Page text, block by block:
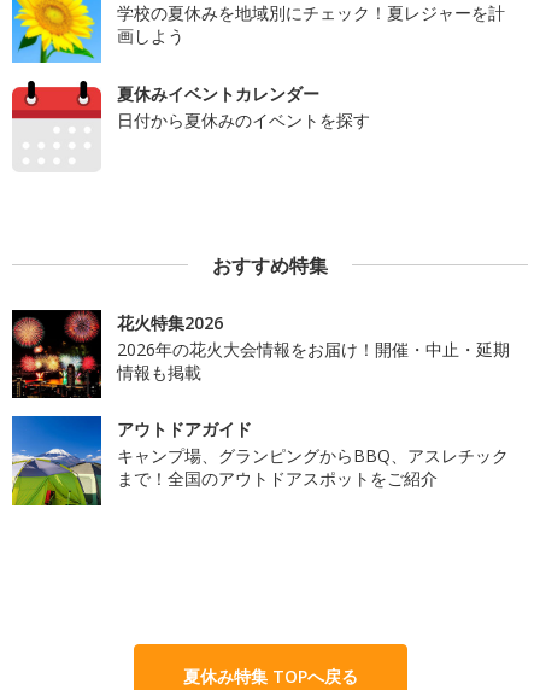
学校の夏休みを地域別にチェック！夏レジャーを計
画しよう
夏休みイベントカレンダー
日付から夏休みのイベントを探す
おすすめ特集
花火特集2026
2026年の花火大会情報をお届け！開催・中止・延期
情報も掲載
アウトドアガイド
キャンプ場、グランピングからBBQ、アスレチック
まで！全国のアウトドアスポットをご紹介
夏休み特集 TOPへ戻る